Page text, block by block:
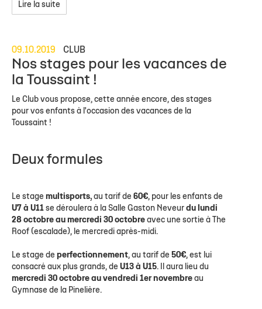
Lire la suite
09.10.2019 CLUB
Nos stages pour les vacances de
la Toussaint !
Le Club vous propose, cette année encore, des stages
pour vos enfants à l'occasion des vacances de la
Toussaint !
Deux formules
Le stage multisports, au tarif de 60€, pour les enfants de
U7 à U11 se déroulera à la Salle Gaston Neveur du lundi
28 octobre au mercredi 30 octobre avec une sortie à The
Roof (escalade), le mercredi après-midi.
Le stage de perfectionnement, au tarif de 50€, est lui
consacré aux plus grands, de U13 à U15. Il aura lieu du
mercredi 30 octobre au vendredi 1er novembre au
Gymnase de la Pinelière.